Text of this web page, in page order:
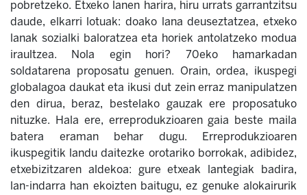
pobretzeko. Etxeko lanen harira, hiru urrats garrantzitsu
daude, elkarri lotuak: doako lana deuseztatzea, etxeko
lanak sozialki baloratzea eta horiek antolatzeko modua
iraultzea. Nola egin hori? 70eko hamarkadan
soldatarena proposatu genuen. Orain, ordea, ikuspegi
globalagoa daukat eta ikusi dut zein erraz manipulatzen
den dirua, beraz, bestelako gauzak ere proposatuko
nituzke. Hala ere, erreprodukzioaren gaia beste maila
batera eraman behar dugu. Erreprodukzioaren
ikuspegitik landu daitezke orotariko borrokak, adibidez,
etxebizitzaren aldekoa: gure etxeak lantegiak badira,
lan-indarra han ekoizten baitugu, ez genuke alokairurik